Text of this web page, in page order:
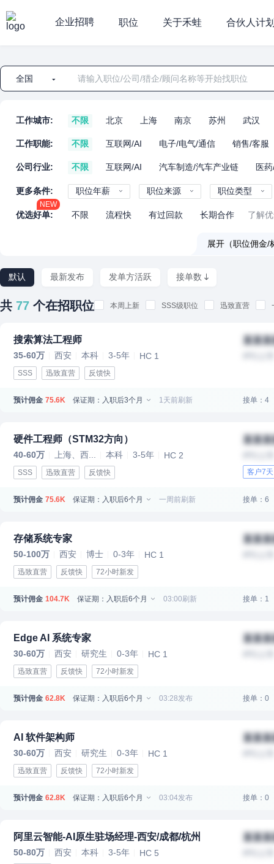
企业招聘 职位 关于禾蛙 合伙人计
全国
工作城市: 不限 北京 上海 南京 苏州 武汉
工作职能: 不限 互联网/AI 电子/电气/通信 销售/客服
公司行业: 不限 互联网/AI 汽车制造/汽车产业链 医
更多条件: 职位年薪 职位来源 职位类型
优选好单:
NEW
不限 流程快 有过回款 长期合作 了解
展开（职位佣
默认 最新发布 发单方活跃 接单数
共 77 个在招职位 本周上新 SSS级职位 迅致直营
搜索算法工程师
35-60万 西安 本科 3-5年 HC 1
SSS 迅致直营 反馈快
某某
预计佣金 75.6K 保证期：入职后3个月 1天前刷新 接单：4
硬件工程师（STM32方向）
40-60万 上海、西... 本科 3-5年 HC 2
SSS 迅致直营 反馈快
某某
客户7
预计佣金 75.6K 保证期：入职后6个月 一周前刷新 接单：6
存储系统专家
50-100万 西安 博士 0-3年 HC 1
迅致直营 反馈快 72小时新发
某某
预计佣金 104.7K 保证期：入职后6个月 03:00刷新 接单：1
Edge AI 系统专家
30-60万 西安 研究生 0-3年 HC 1
迅致直营 反馈快 72小时新发
某某
预计佣金 62.8K 保证期：入职后6个月 03:28发布 接单：0
AI 软件架构师
30-60万 西安 研究生 0-3年 HC 1
迅致直营 反馈快 72小时新发
某某
预计佣金 62.8K 保证期：入职后6个月 03:04发布 接单：0
阿里云智能-AI原生驻场经理-西安/成都/杭州
50-80万 西安 本科 3-5年 HC 5
某某